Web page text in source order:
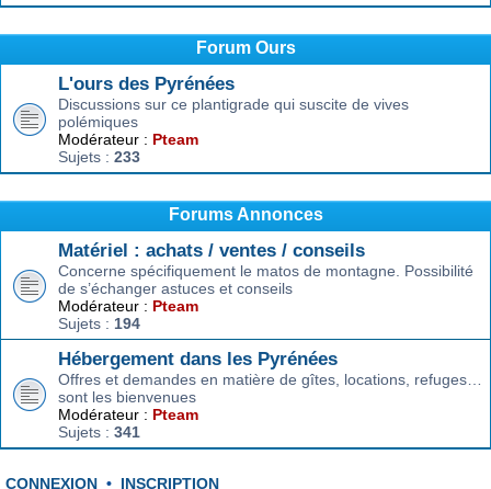
Forum Ours
L'ours des Pyrénées
Discussions sur ce plantigrade qui suscite de vives
polémiques
Modérateur : Pteam
Sujets : 233
Forums Annonces
Matériel : achats / ventes / conseils
Concerne spécifiquement le matos de montagne. Possibilité
de s’échanger astuces et conseils
Modérateur : Pteam
Sujets : 194
Hébergement dans les Pyrénées
Offres et demandes en matière de gîtes, locations, refuges…
sont les bienvenues
Modérateur : Pteam
Sujets : 341
CONNEXION • INSCRIPTION